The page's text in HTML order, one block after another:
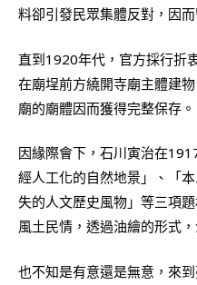
料卻引發民眾集體反對，因
直到1920年代，官方採行折
在廟埕前方繞開寺廟主體建
廟的廟體因而獲得完整保存。
因緣際會下，石川寅治在
經人工化的自然地景」、「
失的人文歷史風物」等三項
風土民情，透過油繪的形式
也不知是有意還是無意，來